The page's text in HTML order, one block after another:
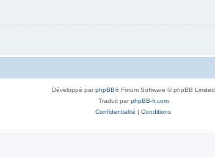
Développé parphpBB® Forum Software © phpBB Limited
Traduit parphpBB-fr.com
Confidentialité | Conditions